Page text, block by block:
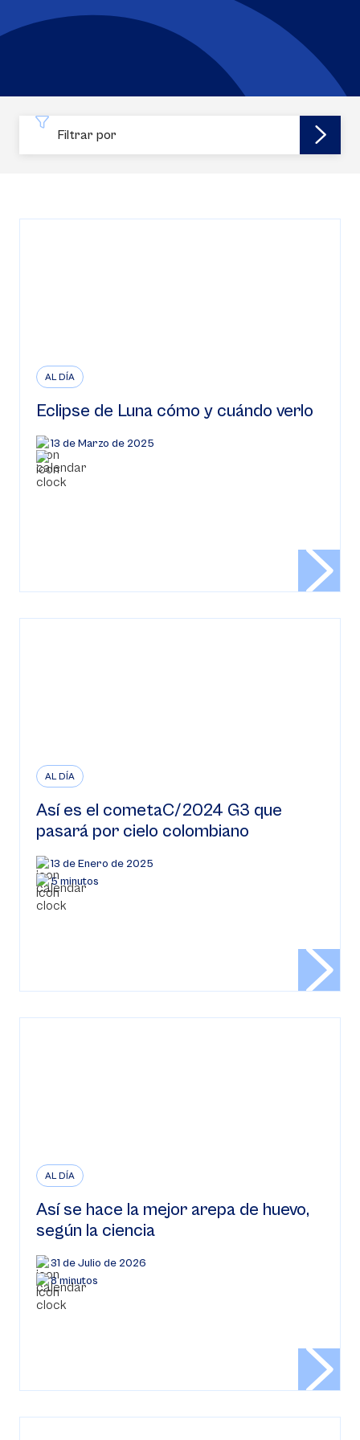
Filtrar por
AL DÍA
Eclipse de Luna cómo y cuándo verlo
13 de Marzo de 2025
AL DÍA
Así es el cometaC/2024 G3 que
pasará por cielo colombiano
13 de Enero de 2025
5 minutos
AL DÍA
Así se hace la mejor arepa de huevo,
según la ciencia
31 de Julio de 2026
8 minutos